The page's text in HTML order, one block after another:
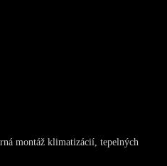
montáž klimatizácií, tepelných